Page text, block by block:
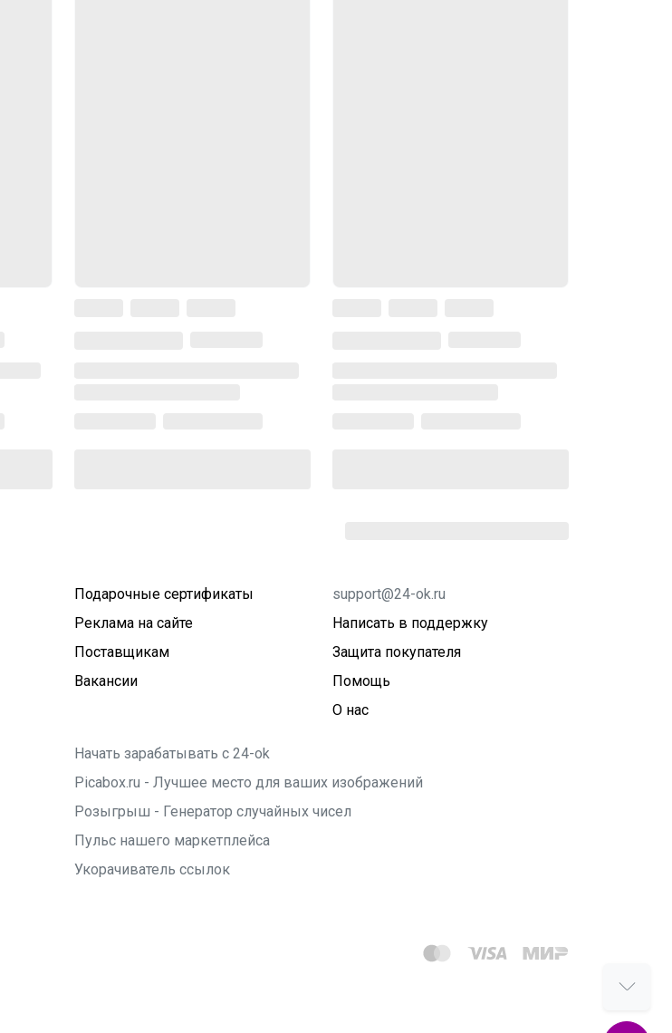
Подарочные сертификаты
Реклама на сайте
Поставщикам
Вакансии
support@24-ok.ru
Написать в поддержку
Защита покупателя
Помощь
О нас
Начать зарабатывать с 24-ok
Picabox.ru - Лучшее место для ваших изображений
Розыгрыш - Генератор случайных чисел
Пульс нашего маркетплейса
Укорачиватель ссылок